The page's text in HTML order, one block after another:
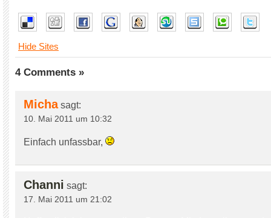
Hide Sites
4 Comments »
Micha sagt:
10. Mai 2011 um 10:32
Einfach unfassbar,
Channi sagt:
17. Mai 2011 um 21:02